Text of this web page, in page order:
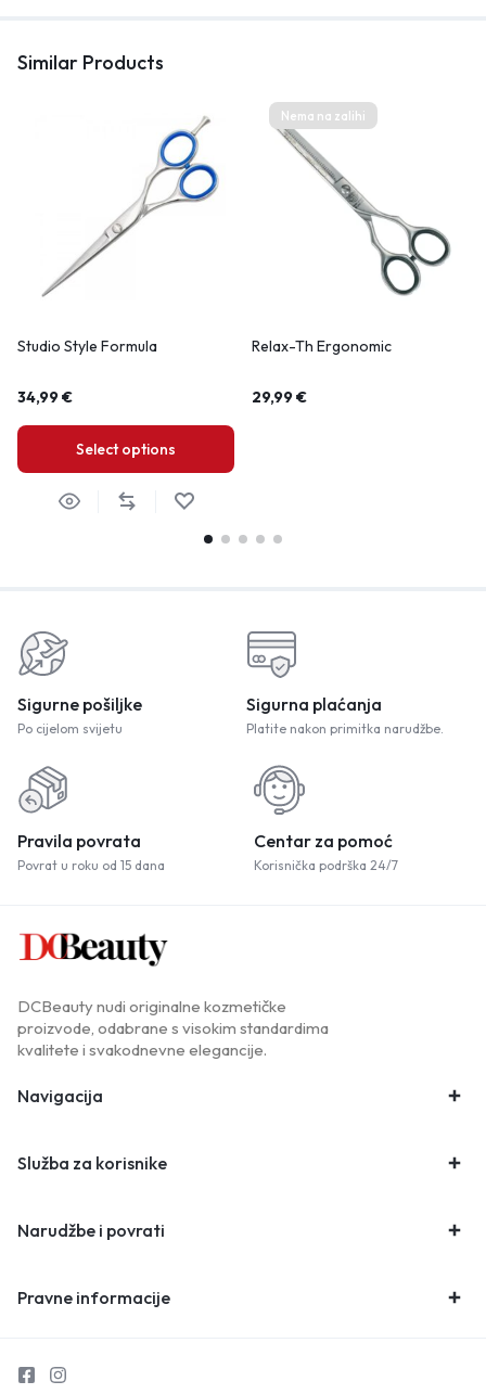
Similar Products
Studio Style Formula
34,99€
Select options
Nema na zalihi
Relax-Th Ergonomic
29,99€
Sigurne pošiljke
Po cijelom svijetu
Sigurna plaćanja
Platite nakon primitka narudžbe.
Pravila povrata
Povrat u roku od 15 dana
Centar za pomoć
Korisnička podrška 24/7
DCBeauty nudi originalne kozmetičke
proizvode, odabrane s visokim standardima
kvalitete i svakodnevne elegancije.
Navigacija
Služba za korisnike
Narudžbe i povrati
Pravne informacije